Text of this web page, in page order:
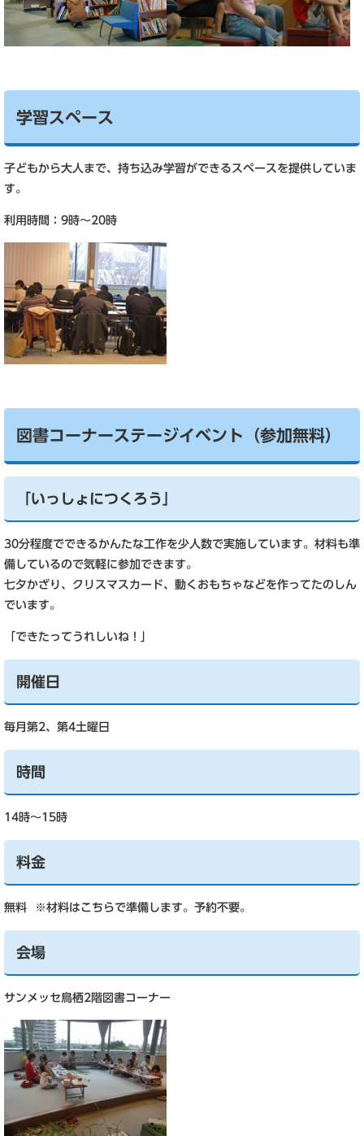
学習スペース
子どもから大人まで、持ち込み学習ができるスペースを提供していま
す。
利用時間：9時～20時
図書コーナーステージイベント（参加無料）
「いっしょにつくろう」
30分程度でできるかんたな工作を少人数で実施しています。材料も準
備しているので気軽に参加できます。
七夕かざり、クリスマスカード、動くおもちゃなどを作ってたのしん
でいます。
「できたってうれしいね！」
開催日
毎月第2、第4土曜日
時間
14時～15時
料金
無料 ※材料はこちらで準備します。予約不要。
会場
サンメッセ鳥栖2階図書コーナー